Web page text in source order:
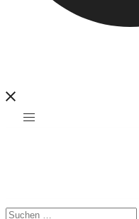
Suchen